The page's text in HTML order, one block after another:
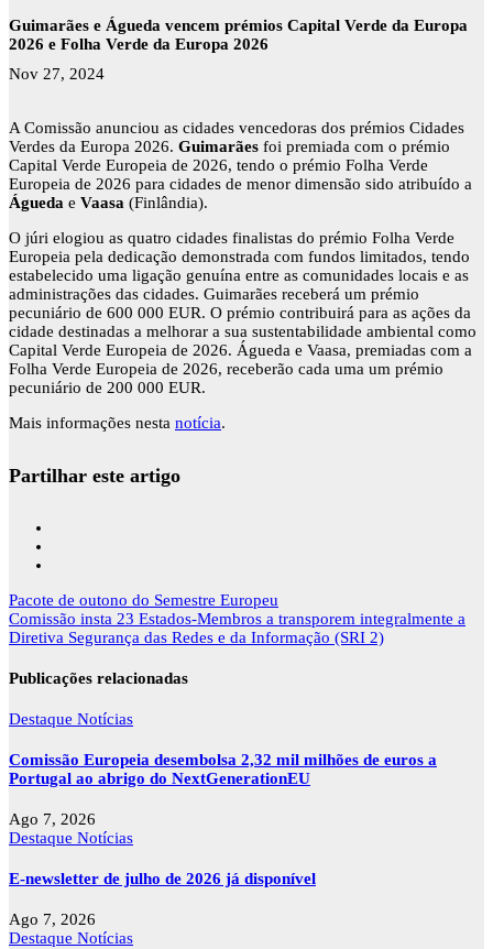
Guimarães e Águeda vencem prémios Capital Verde da Europa
2026 e Folha Verde da Europa 2026
Nov 27, 2024
A Comissão anunciou as cidades vencedoras dos prémios Cidades
Verdes da Europa 2026. Guimarães foi premiada com o prémio
Capital Verde Europeia de 2026, tendo o prémio Folha Verde
Europeia de 2026 para cidades de menor dimensão sido atribuído a
Águeda e Vaasa (Finlândia).
O júri elogiou as quatro cidades finalistas do prémio Folha Verde
Europeia pela dedicação demonstrada com fundos limitados, tendo
estabelecido uma ligação genuína entre as comunidades locais e as
administrações das cidades. Guimarães receberá um prémio
pecuniário de 600 000 EUR. O prémio contribuirá para as ações da
cidade destinadas a melhorar a sua sustentabilidade ambiental como
Capital Verde Europeia de 2026. Águeda e Vaasa, premiadas com a
Folha Verde Europeia de 2026, receberão cada uma um prémio
pecuniário de 200 000 EUR.
Mais informações nesta notícia.
Partilhar este artigo
Navegação
de
artigos
Pacote de outono do Semestre Europeu
Comissão insta 23 Estados-Membros a transporem integralmente a
Diretiva Segurança das Redes e da Informação (SRI 2)
Publicações relacionadas
Destaque Notícias
Comissão Europeia desembolsa 2,32 mil milhões de euros a
Portugal ao abrigo do NextGenerationEU
Ago 7, 2026
Destaque Notícias
E-newsletter de julho de 2026 já disponível
Ago 7, 2026
Destaque Notícias